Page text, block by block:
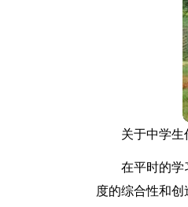
关于中学生
在平时的学
度的综合性和